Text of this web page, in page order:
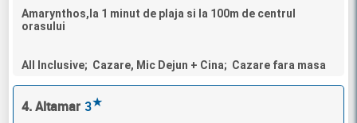
Amarynthos,la 1 minut de plaja si la 100m de centrul
orasului
All Inclusive; Cazare, Mic Dejun + Cina; Cazare fara masa
4. Altamar 3★